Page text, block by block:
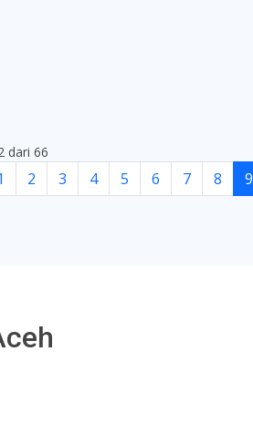
dari 66
2 3 4 5 6 7 8 9